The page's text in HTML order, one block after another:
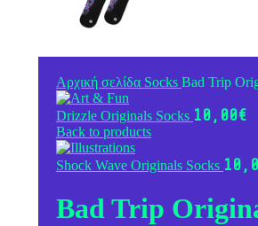
Αρχική σελίδα Socks Bad Trip
Drizzle Originals Socks 10,00€
Back to products
Shock Wave Originals Socks
Bad Trip